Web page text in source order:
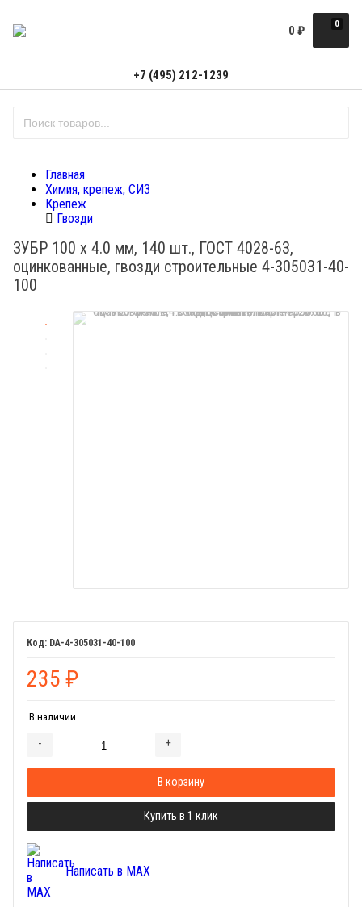
0
0 ₽
+7 (495) 212-1239
Главная
Химия, крепеж, СИЗ
Крепеж
Гвозди
ЗУБР 100 х 4.0 мм, 140 шт., ГОСТ 4028-63,
оцинкованные, гвозди строительные 4-305031-40-
100
DA-4-305031-40-100
235 ₽
В наличии
- +
В корзину
Купить в 1 клик
Написать в MAX